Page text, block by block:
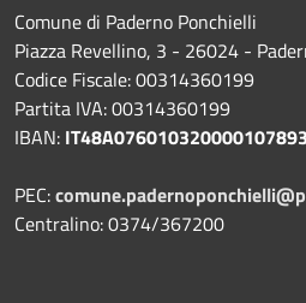
Comune di Paderno Ponchielli
Piazza Revellino, 3 - 26024 -
Codice Fiscale: 00314360199
Partita IVA: 00314360199
IBAN:
PEC:
Centralino: 0374/367200